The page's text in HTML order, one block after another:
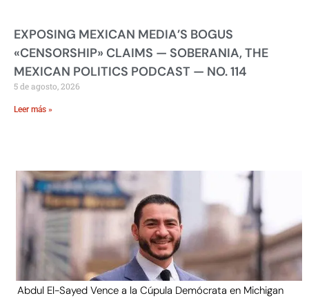
EXPOSING MEXICAN MEDIA’S BOGUS
«CENSORSHIP» CLAIMS — SOBERANIA, THE
MEXICAN POLITICS PODCAST — NO. 114
5 de agosto, 2026
Leer más »
Abdul El-Sayed Vence a la Cúpula Demócrata en Michigan